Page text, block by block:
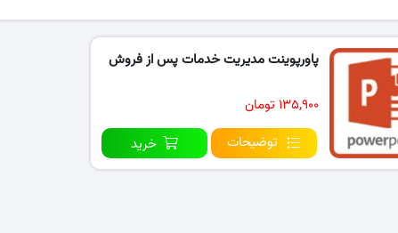
پاورپوینت مدیریت خدمات پس از فروش
۱۳۵,۹۰۰ تومان
توضیحات
خرید